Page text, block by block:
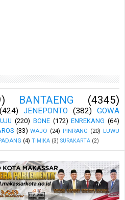
BANTAENG (4345)
(424) JENEPONTO (382)
GOWA
(220) BONE (172) ENREKANG (64)
(33) WAJO (24) PINRANG (20) LUWU
(4) TIMIKA (3) SURAKARTA (2)